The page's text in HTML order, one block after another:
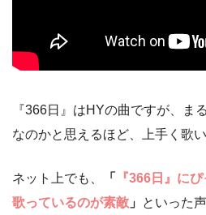
『366日』はHYの曲ですが、ま
なのかと思えるほど、上手く歌
ネット上でも、 「 『366日』に
歌っているのが素敵 」 といった